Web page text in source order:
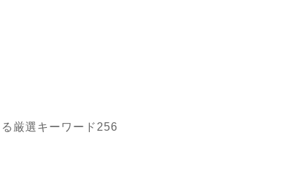
厳選キーワード256